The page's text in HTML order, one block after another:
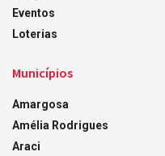
Eventos
Loterias
Municípios
Amargosa
Amélia Rodrigues
Araci